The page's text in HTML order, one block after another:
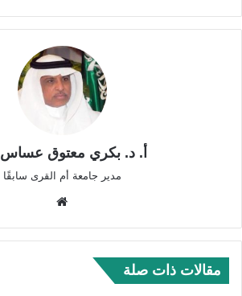
أ. د. بكري معتوق عساس
مدير جامعة أم القرى سابقًا
الوي
مقالات ذات صلة